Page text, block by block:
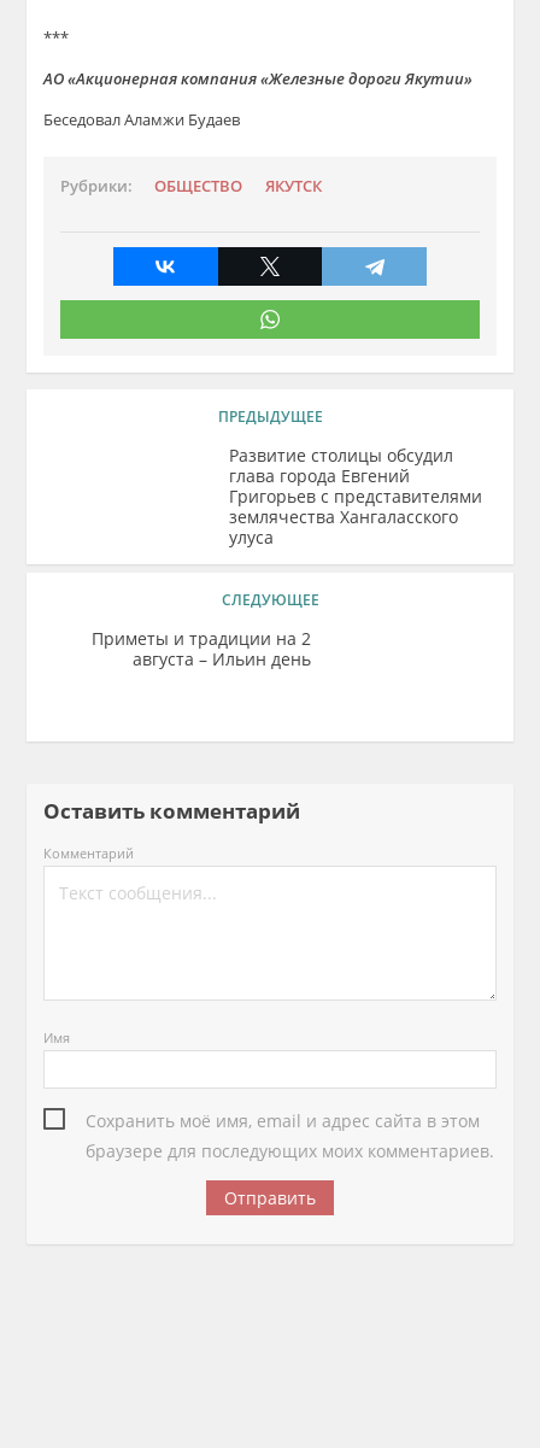
***
АО «Акционерная компания «Железные дороги Якутии»
Беседовал Аламжи Будаев
Рубрики: ОБЩЕСТВО ЯКУТСК
ПРЕДЫДУЩЕЕ
Развитие столицы обсудил
глава города Евгений
Григорьев с представителями
землячества Хангаласского
улуса
СЛЕДУЮЩЕЕ
Приметы и традиции на 2
августа – Ильин день
Оставить комментарий
Комментарий
Имя
Сохранить моё имя, email и адрес сайта в этом
браузере для последующих моих комментариев.